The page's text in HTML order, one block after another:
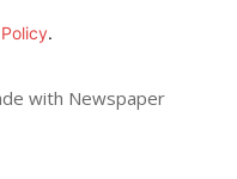
.
with Newspaper